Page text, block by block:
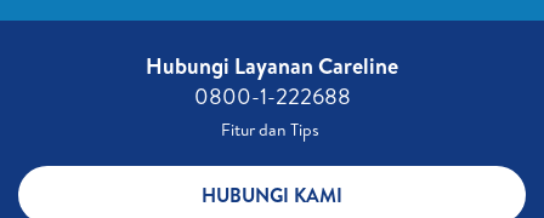
Hubungi Layanan Careline​
0800-1-222688​
Fitur dan Tips ​
HUBUNGI KAMI